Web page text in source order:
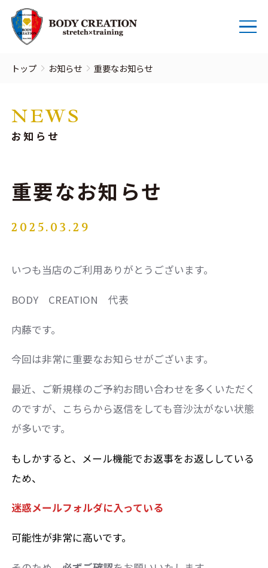
トップ お知らせ 重要なお知らせ
お知らせ
NEWS
重要なお知らせ
2025.03.29
いつも当店のご利用ありがとうございます。
BODY CREATION 代表
内藤です。
今回は非常に重要なお知らせがございます。
最近、ご新規様のご予約お問い合わせを多くいただく
のですが、こちらから返信をしても音沙汰がない状態
が多いです。
もしかすると、メール機能でお返事をお返ししている
ため、
迷惑メールフォルダに入っている
可能性が非常に高いです。